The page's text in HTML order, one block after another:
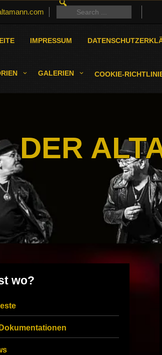
FOR:
Search
for:
IMPRESSUM
GALERIEN COOKIE-
DER
wo?